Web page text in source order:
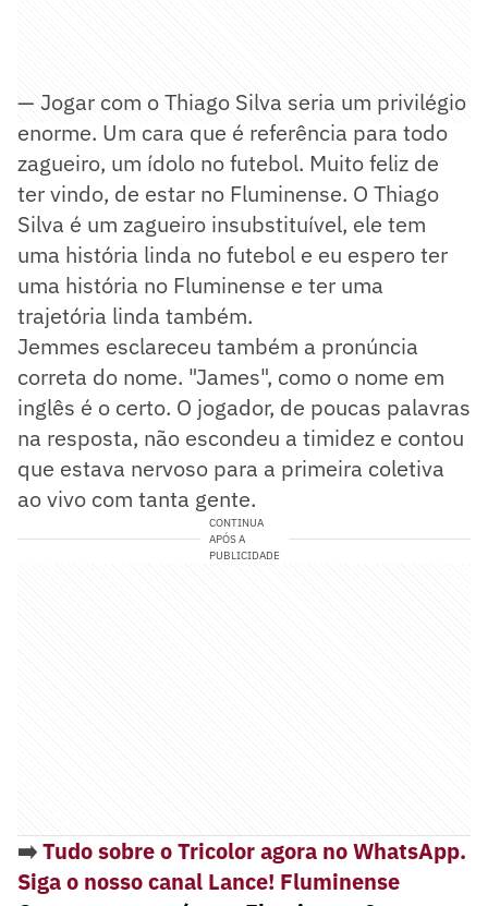
— Jogar com o Thiago Silva seria um privilégio
enorme. Um cara que é referência para todo
zagueiro, um ídolo no futebol. Muito feliz de
ter vindo, de estar no Fluminense. O Thiago
Silva é um zagueiro insubstituível, ele tem
uma história linda no futebol e eu espero ter
uma história no Fluminense e ter uma
trajetória linda também.
Jemmes esclareceu também a pronúncia
correta do nome. "James", como o nome em
inglês é o certo. O jogador, de poucas palavras
na resposta, não escondeu a timidez e contou
que estava nervoso para a primeira coletiva
ao vivo com tanta gente.
CONTINUA
APÓS A
PUBLICIDADE
➡️Tudo sobre o Tricolor agora no WhatsApp.
Siga o nosso canal Lance! Fluminense